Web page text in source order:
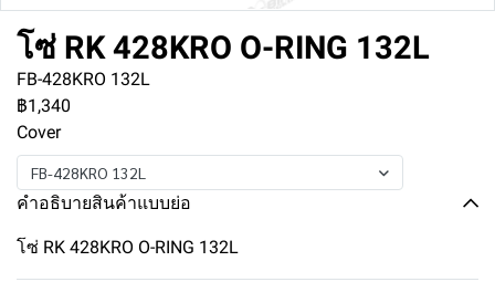
โซ่ RK 428KRO O-RING 132L
FB-428KRO 132L
฿1,340
Cover
FB-428KRO 132L
คำอธิบายสินค้าแบบย่อ
โซ่ RK 428KRO O-RING 132L